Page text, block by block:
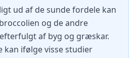
ud af de sunde fordele kan
og de andre
af byg og græskar.
ifølge visse studier